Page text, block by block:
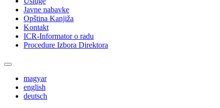
Javne nabavke
Opština Kanjiža
Kontakt
ICR-Informator o radu
Procedure Izbora Direktora
magyar
english
deutsch